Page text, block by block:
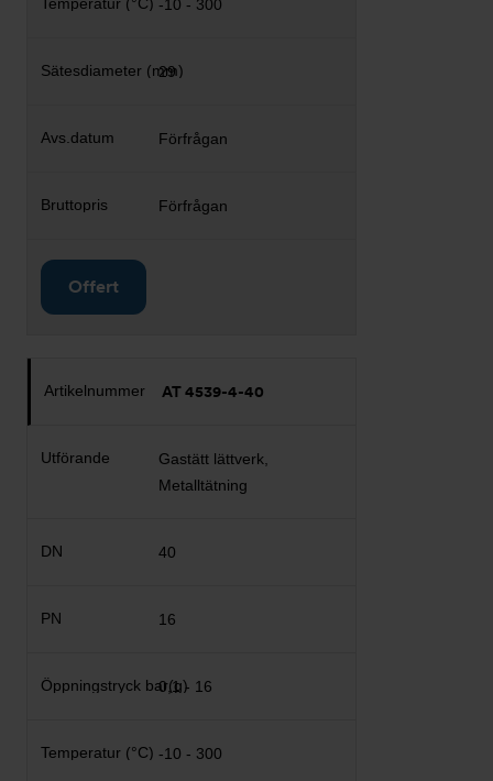
-10 - 300
29
Förfrågan
Förfrågan
Offert
AT 4539-4-40
Gastätt lättverk,
Metalltätning
40
16
0,1 - 16
-10 - 300